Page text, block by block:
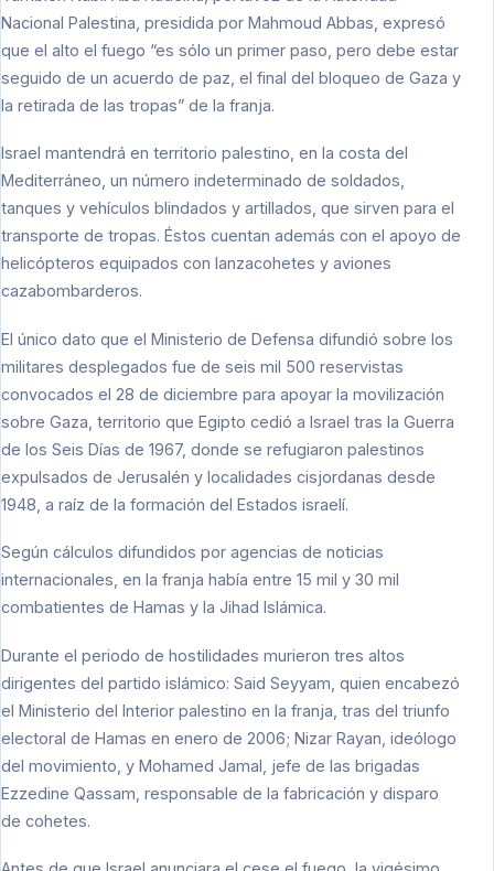
Nacional Palestina, presidida por Mahmoud Abbas, expresó
que el alto el fuego “es sólo un primer paso, pero debe estar
seguido de un acuerdo de paz, el final del bloqueo de Gaza y
la retirada de las tropas” de la franja.
Israel mantendrá en territorio palestino, en la costa del
Mediterráneo, un número indeterminado de soldados,
tanques y vehículos blindados y artillados, que sirven para el
transporte de tropas. Éstos cuentan además con el apoyo de
helicópteros equipados con lanzacohetes y aviones
cazabombarderos.
El único dato que el Ministerio de Defensa difundió sobre los
militares desplegados fue de seis mil 500 reservistas
convocados el 28 de diciembre para apoyar la movilización
sobre Gaza, territorio que Egipto cedió a Israel tras la Guerra
de los Seis Días de 1967, donde se refugiaron palestinos
expulsados de Jerusalén y localidades cisjordanas desde
1948, a raíz de la formación del Estados israelí.
Según cálculos difundidos por agencias de noticias
internacionales, en la franja había entre 15 mil y 30 mil
combatientes de Hamas y la Jihad Islámica.
Durante el periodo de hostilidades murieron tres altos
dirigentes del partido islámico: Said Seyyam, quien encabezó
el Ministerio del Interior palestino en la franja, tras del triunfo
electoral de Hamas en enero de 2006; Nizar Rayan, ideólogo
del movimiento, y Mohamed Jamal, jefe de las brigadas
Ezzedine Qassam, responsable de la fabricación y disparo
de cohetes.